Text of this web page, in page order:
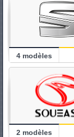
4modèles
2modèles